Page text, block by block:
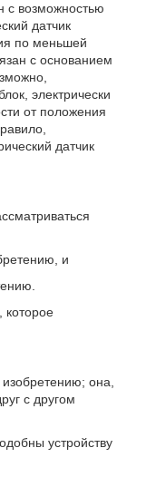
с возможностью
датчик
по меньшей
с основанием
электрически
от положения
датчик
и
которое
она,
с другом
устройству